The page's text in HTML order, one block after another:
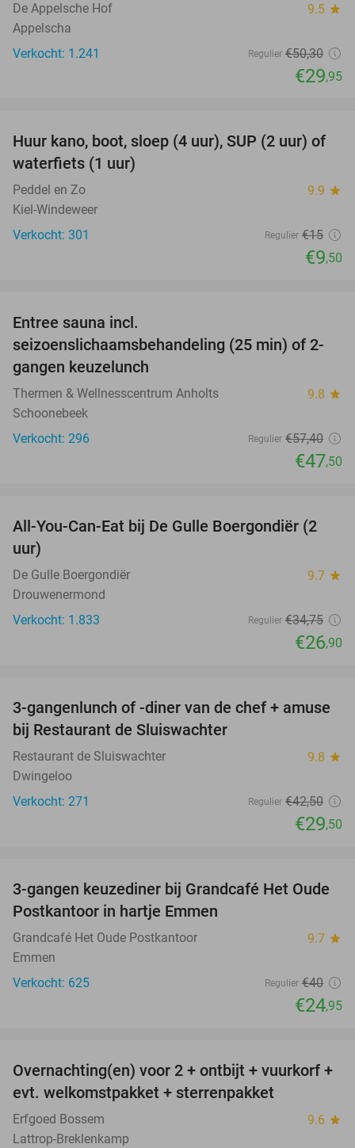
De Appelsche Hof 9.5 star
Appelscha
Verkocht: 1.241
Regulier €50,30
€29,95
37%
Huur kano, boot, sloep (4 uur), SUP (2 uur) of
waterfiets (1 uur)
Peddel en Zo 9.9 star
Kiel-Windeweer
Verkocht: 301
Regulier €15
€9,50
Entree sauna incl.
seizoenslichaamsbehandeling (25 min) of 2-
gangen keuzelunch
Thermen & Wellnesscentrum Anholts 9.8 star
Schoonebeek
Verkocht: 296
Regulier €57,40
€47,50
23%
All-You-Can-Eat bij De Gulle Boergondiër (2
uur)
De Gulle Boergondiër 9.7 star
Drouwenermond
Verkocht: 1.833
Regulier €34,75
€26,90
31%
3-gangenlunch of -diner van de chef + amuse
bij Restaurant de Sluiswachter
Restaurant de Sluiswachter 9.8 star
Dwingeloo
Verkocht: 271
Regulier €42,50
€29,50
38%
3-gangen keuzediner bij Grandcafé Het Oude
Postkantoor in hartje Emmen
Grandcafé Het Oude Postkantoor 9.7 star
Emmen
Verkocht: 625
Regulier €40
€24,95
33%
Overnachting(en) voor 2 + ontbijt + vuurkorf +
evt. welkomstpakket + sterrenpakket
Erfgoed Bossem 9.6 star
Lattrop-Breklenkamp